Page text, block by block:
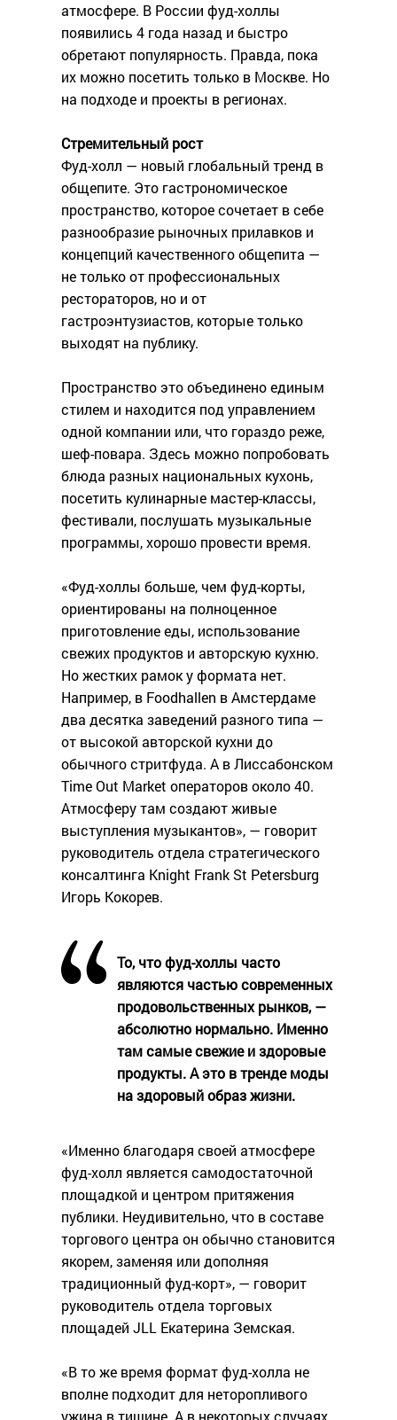
атмосфере. В России фуд-холлы
появились 4 года назад и быстро
обретают популярность. Правда, пока
их можно посетить только в Москве. Но
на подходе и проекты в регионах.
Стремительный рост
Фуд-холл — новый глобальный тренд в
общепите. Это гастрономическое
пространство, которое сочетает в себе
разнообразие рыночных прилавков и
концепций качественного общепита —
не только от профессиональных
рестораторов, но и от
гастроэнтузиастов, которые только
выходят на публику.
Пространство это объединено единым
стилем и находится под управлением
одной компании или, что гораздо реже,
шеф-повара. Здесь можно попробовать
блюда разных национальных кухонь,
посетить кулинарные мастер-классы,
фестивали, послушать музыкальные
программы, хорошо провести время.
«Фуд-холлы больше, чем фуд-корты,
ориентированы на полноценное
приготовление еды, использование
свежих продуктов и авторскую кухню.
Но жестких рамок у формата нет.
Например, в Foodhallen в Амстердаме
два десятка заведений разного типа —
от высокой авторской кухни до
обычного стритфуда. А в Лиссабонском
Time Out Market операторов около 40.
Атмосферу там создают живые
выступления музыкантов», — говорит
руководитель отдела стратегического
консалтинга Knight Frank St Petersburg
Игорь Кокорев.
То, что фуд-холлы часто
являются частью современных
продовольственных рынков, —
абсолютно нормально. Именно
там самые свежие и здоровые
продукты. А это в тренде моды
на здоровый образ жизни.
«Именно благодаря своей атмосфере
фуд-холл является самодостаточной
площадкой и центром притяжения
публики. Неудивительно, что в составе
торгового центра он обычно становится
якорем, заменяя или дополняя
традиционный фуд-корт», — говорит
руководитель отдела торговых
площадей JLL Екатерина Земская.
«В то же время формат фуд-холла не
вполне подходит для неторопливого